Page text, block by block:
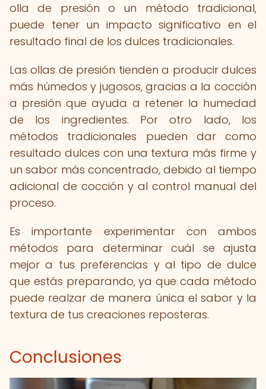
olla de presión o un método tradicional,
puede tener un impacto significativo en el
resultado final de los dulces tradicionales.
Las ollas de presión tienden a producir dulces
más húmedos y jugosos, gracias a la cocción
a presión que ayuda a retener la humedad
de los ingredientes. Por otro lado, los
métodos tradicionales pueden dar como
resultado dulces con una textura más firme y
un sabor más concentrado, debido al tiempo
adicional de cocción y al control manual del
proceso.
Es importante experimentar con ambos
métodos para determinar cuál se ajusta
mejor a tus preferencias y al tipo de dulce
que estás preparando, ya que cada método
puede realzar de manera única el sabor y la
textura de tus creaciones reposteras.
Conclusiones